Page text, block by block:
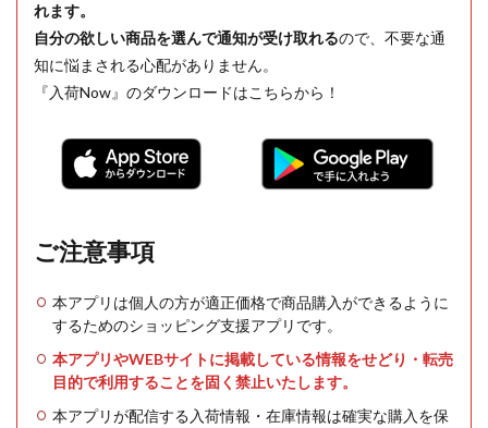
れます。
自分の欲しい商品を選んで通知が受け取れるので、不要な通
知に悩まされる心配がありません。
『入荷Now』のダウンロードはこちらから！
ご注意事項
本アプリは個人の方が適正価格で商品購入ができるように
するためのショッピング支援アプリです。
本アプリやWEBサイトに掲載している情報をせどり・転売
目的で利用することを固く禁止いたします。
本アプリが配信する入荷情報・在庫情報は確実な購入を保